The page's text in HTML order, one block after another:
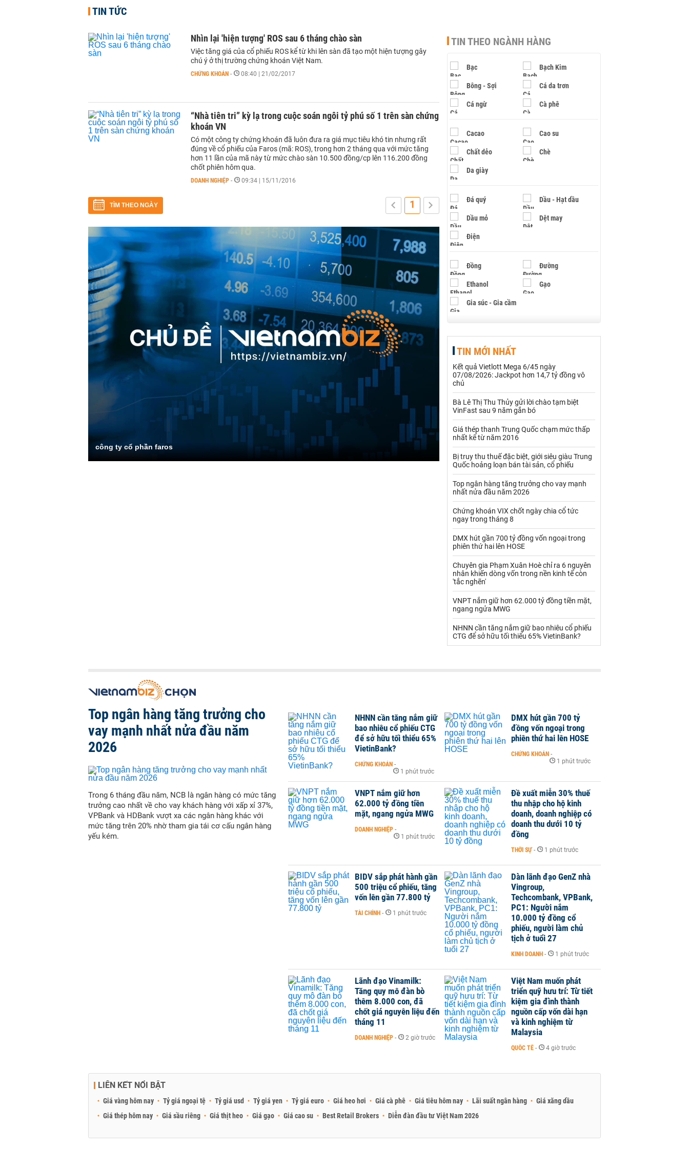
TIN TỨC
Nhìn lại 'hiện tượng' ROS sau 6 tháng chào sàn
Việc tăng giá của cổ phiếu ROS kể từ khi lên sàn đã tạo một hiện tượng gây
chú ý ở thị trường chứng khoán Việt Nam.
CHỨNG KHOÁN - 08:40 | 21/02/2017
“Nhà tiên tri” kỳ lạ trong cuộc soán ngôi tỷ phú số 1 trên sàn chứng
khoán VN
Có một công ty chứng khoán đã luôn đưa ra giá mục tiêu khó tin nhưng rất
đúng về cổ phiếu của Faros (mã: ROS), trong hơn 2 tháng qua với mức tăng
hơn 11 lần của mã này từ mức chào sàn 10.500 đồng/cp lên 116.200 đồng
chốt phiên hôm qua.
DOANH NGHIỆP - 09:34 | 15/11/2016
TÌM THEO NGÀY 1
công ty cổ phần faros
TIN THEO NGÀNH HÀNG
Bạc Bạch Kim
Bông - Sợi Cá da trơn
Cá ngừ Cà phê
Cacao Cao su
Chất dẻo Chè
Da giày
Đá quý Dầu - Hạt dầu
Dầu mỏ Dệt may
Điện
Đồng Đường
Ethanol Gạo
Gia súc - Gia cầm
Hạt điều
Khí đốt
Kim loại khác Mắc ca
Nhựa - Hạt nhựa
Palladium Phân bón
Rau - Củ -Quả Sắt thép
Sữa
Than Thức ăn chăn nuôi
Thủy hải sản khác
Vàng
VLXD khác Xăng dầu
Xi măng - Clynker
TIN MỚI NHẤT
Kết quả Vietlott Mega 6/45 ngày
07/08/2026: Jackpot hơn 14,7 tỷ đồng vô
chủ
Bà Lê Thị Thu Thủy gửi lời chào tạm biệt
VinFast sau 9 năm gắn bó
Giá thép thanh Trung Quốc chạm mức thấp
nhất kể từ năm 2016
Bị truy thu thuế đặc biệt, giới siêu giàu Trung
Quốc hoảng loạn bán tài sản, cổ phiếu
Top ngân hàng tăng trưởng cho vay mạnh
nhất nửa đầu năm 2026
Chứng khoán VIX chốt ngày chia cổ tức
ngay trong tháng 8
DMX hút gần 700 tỷ đồng vốn ngoại trong
phiên thứ hai lên HOSE
Chuyên gia Phạm Xuân Hoè chỉ ra 6 nguyên
nhân khiến dòng vốn trong nền kinh tế còn
'tắc nghẽn'
VNPT nắm giữ hơn 62.000 tỷ đồng tiền mặt,
ngang ngửa MWG
NHNN cần tăng nắm giữ bao nhiêu cổ phiếu
CTG để sở hữu tối thiểu 65% VietinBank?
Top ngân hàng tăng trưởng cho
vay mạnh nhất nửa đầu năm
2026
Trong 6 tháng đầu năm, NCB là ngân hàng có mức tăng
trưởng cao nhất về cho vay khách hàng với xấp xỉ 37%,
VPBank và HDBank vượt xa các ngân hàng khác với
mức tăng trên 20% nhờ tham gia tái cơ cấu ngân hàng
yếu kém.
NHNN cần tăng nắm giữ
bao nhiêu cổ phiếu CTG
để sở hữu tối thiểu 65%
VietinBank?
CHỨNG KHOÁN -
1 phút trước
DMX hút gần 700 tỷ
đồng vốn ngoại trong
phiên thứ hai lên HOSE
CHỨNG KHOÁN -
1 phút trước
VNPT nắm giữ hơn
62.000 tỷ đồng tiền
mặt, ngang ngửa MWG
DOANH NGHIỆP -
1 phút trước
Đề xuất miễn 30% thuế
thu nhập cho hộ kinh
doanh, doanh nghiệp có
doanh thu dưới 10 tỷ
đồng
THỜI SỰ - 1 phút trước
BIDV sắp phát hành gần
500 triệu cổ phiếu, tăng
vốn lên gần 77.800 tỷ
TÀI CHÍNH - 1 phút trước
Dàn lãnh đạo GenZ nhà
Vingroup,
Techcombank, VPBank,
PC1: Người nắm
10.000 tỷ đồng cổ
phiếu, người làm chủ
tịch ở tuổi 27
KINH DOANH - 1 phút trước
Lãnh đạo Vinamilk:
Tăng quy mô đàn bò
thêm 8.000 con, đã
chốt giá nguyên liệu đến
tháng 11
DOANH NGHIỆP - 2 giờ trước
Việt Nam muốn phát
triển quỹ hưu trí: Từ tiết
kiệm gia đình thành
nguồn cấp vốn dài hạn
và kinh nghiệm từ
Malaysia
QUỐC TẾ - 4 giờ trước
LIÊN KẾT NỔI BẬT
Giá vàng hôm nay Tỷ giá ngoại tệ Tỷ giá usd Tỷ giá yen Tỷ giá euro Giá heo hơi Giá cà phê Giá tiêu hôm nay Lãi suất ngân hàng
Giá xăng dầu
Giá thép hôm nay
Giá sầu riêng Giá thịt heo Giá gạo Giá cao su Best Retail Brokers Diễn đàn đầu tư Việt Nam 2026